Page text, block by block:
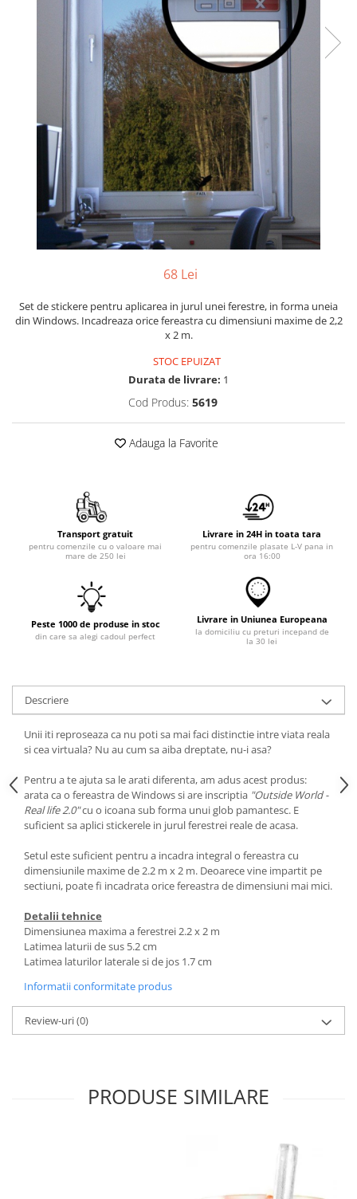
68 Lei
Set de stickere pentru aplicarea in jurul unei ferestre, in forma uneia
din Windows. Incadreaza orice fereastra cu dimensiuni maxime de 2,2
x 2 m.
STOC EPUIZAT
Durata de livrare: 1
Cod Produs: 5619
Adauga la Favorite
Transport gratuit
pentru comenzile cu o valoare mai
mare de 250 lei
Livrare in 24H in toata tara
pentru comenzile plasate L-V pana in
ora 16:00
Peste 1000 de produse in stoc
din care sa alegi cadoul perfect
Livrare in Uniunea Europeana
la domiciliu cu preturi incepand de
la 30 lei
Descriere
Unii iti reproseaza ca nu poti sa mai faci distinctie intre viata reala
si cea virtuala? Nu au cum sa aiba dreptate, nu-i asa?
Pentru a te ajuta sa le arati diferenta, am adus acest produs:
arata ca o fereastra de Windows si are inscriptia "Outside World -
Real life 2.0"cu o icoana sub forma unui glob pamantesc. E
suficient sa aplici stickerele in jurul ferestrei reale de acasa.
Setul este suficient pentru a incadra integral o fereastra cu
dimensiunile maxime de 2.2 m x 2 m. Deoarece vine impartit pe
sectiuni, poate fi incadrata orice fereastra de dimensiuni mai mici.
Detalii tehnice
Dimensiunea maxima a ferestrei 2.2 x 2 m
Latimea laturii de sus 5.2 cm
Latimea laturilor laterale si de jos 1.7 cm
Informatii conformitate produs
Review-uri(0)
PRODUSE SIMILARE